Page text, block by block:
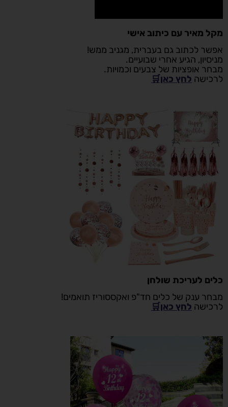
מקל מאיר עם כיתוב אישי
אפשר לכתוב גם בעברית, מגניב ממש!
מניסיון, הגיע אחרי שבועיים.
מבחר אופציות של צבעים וכמויות.
לרכישה לחץ כאן🛒
כלים לעריכת שולחן
מבחר ענק של כלים חד"פ ואקססוריז תואמים!
לרכישה לחץ כאן🛒